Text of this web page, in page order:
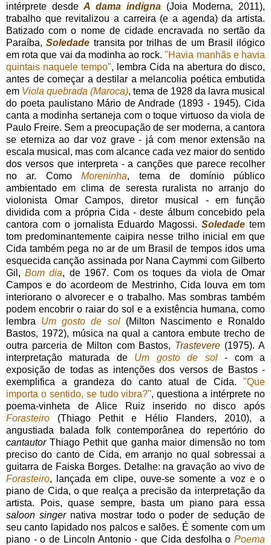
intérprete desdeA dama indigna(Joia Moderna, 2011),
trabalho que revitalizou a carreira (e a agenda) da artista.
Batizado com o nome de cidade encravada no sertão da
Paraíba,Soledade transita por trilhas de um Brasil ilógico
em rota que vai da modinha ao rock."Havia manhãs e havia
quintais naquele tempo", lembra Cida na abertura do disco,
antes de começar a destilar a melancolia poética embutida
em Viola quebrada (Maroca), tema de 1928 da lavra musical
do poeta paulistano Mário de Andrade (1893 - 1945). Cida
canta a modinha sertaneja com o toque virtuoso da viola de
Paulo Freire. Sem a preocupação de ser moderna, a cantora
se eterniza ao dar voz grave - já com menor extensão na
escala musical, mas com alcance cada vez maior do sentido
dos versos que interpreta - a canções que parece recolher
no ar. ComoMoreninha, tema de domínio público
ambientado em clima de seresta ruralista no arranjo do
violonista Omar Campos, diretor musical - em função
dividida com a própria Cida - deste álbum concebido pela
cantora com o jornalista Eduardo Magossi.Soledade tem
tom predominantemente caipira nesse trilho inicial em que
Cida também pega no ar de um Brasil de tempos idos uma
esquecida canção assinada por Nana Caymmi com Gilberto
Gil,Bom dia, de 1967. Com os toques da viola de Omar
Campos e do acordeom de Mestrinho, Cida louva em tom
interiorano o alvorecer e o trabalho. Mas sombras também
podem encobrir o raiar do sol e a existência humana, como
lembra Um gosto de sol (Milton Nascimento e Ronaldo
Bastos, 1972), música na qual a cantora embute trecho de
outra parceria de Milton com Bastos, Trastevere (1975). A
interpretação maturada de Um gosto de sol- com a
exposição de todas as intenções dos versos de Bastos -
exemplifica a grandeza do canto atual de Cida. "Que
importa o sentido, se tudo vibra?", questiona a intérprete no
poema-vinheta de Alice Ruiz inserido no disco após
Forasteiro (Thiago Pethit e Hélio Flanders, 2010), a
angustiada balada folk contemporânea do repertório do
cantautorThiago Pethit que ganha maior dimensão no tom
preciso do canto de Cida, em arranjo no qual sobressai a
guitarra de Faiska Borges. Detalhe: na gravação ao vivo de
Forasteiro, lançada em clipe, ouve-se somente a voz e o
piano de Cida, o que realça a precisão da interpretação da
artista. Pois, quase sempre, basta um piano para essa
saloon singernativa mostrar todo o poder de sedução de
seu canto lapidado nos palcos e salões. É somente com um
piano - o de Lincoln Antonio - que Cida desfolha o Poema